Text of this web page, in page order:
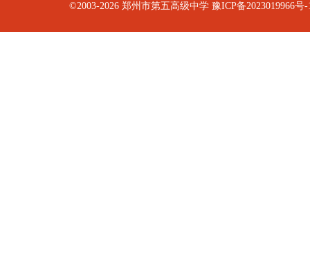
©2003-2026 郑州市第五高级中学 豫ICP备2023019966号-